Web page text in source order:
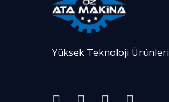
Yüksek Teknoloji Ürünleri